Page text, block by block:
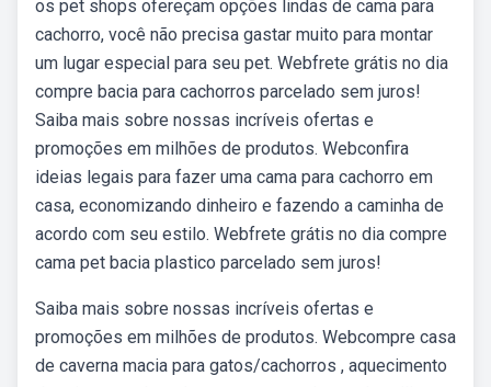
os pet shops ofereçam opções lindas de cama para
cachorro, você não precisa gastar muito para montar
um lugar especial para seu pet. Webfrete grátis no dia
compre bacia para cachorros parcelado sem juros!
Saiba mais sobre nossas incríveis ofertas e
promoções em milhões de produtos. Webconfira
ideias legais para fazer uma cama para cachorro em
casa, economizando dinheiro e fazendo a caminha de
acordo com seu estilo. Webfrete grátis no dia compre
cama pet bacia plastico parcelado sem juros!
Saiba mais sobre nossas incríveis ofertas e
promoções em milhões de produtos. Webcompre casa
de caverna macia para gatos/cachorros , aquecimento